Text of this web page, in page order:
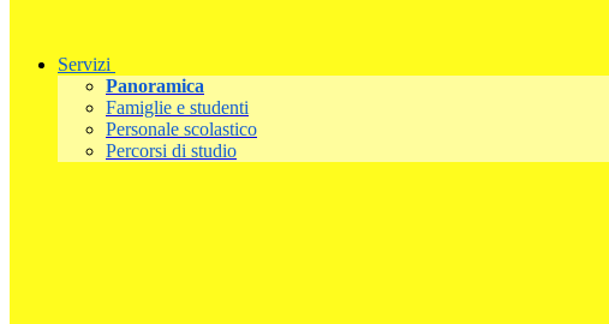
Servizi
Panoramica
Famiglie e studenti
Personale scolastico
Percorsi di studio